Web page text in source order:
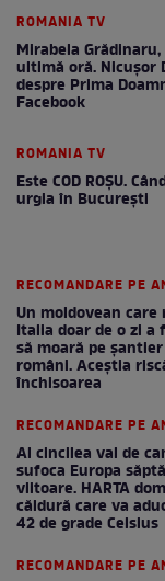
ROMANIA TV
Mirabela Grădinaru, mutare de
ultimă oră. Nicuşor
despre Prima
Facebook
ROMANIA TV
Este COD ROŞU.
urgia în Bucureşti
RECOMANDARE PE
Un moldovean care
Italia doar de o zi a
să moară pe
români. Aceștia
închisoarea
RECOMANDARE PE
Al cincilea val de
sufoca Europa
viitoare. HARTA
căldură care va
42 de grade Celsius
RECOMANDARE PE